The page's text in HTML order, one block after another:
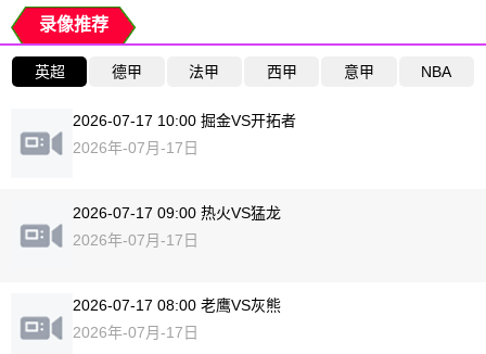
录像推荐
英超 德甲 法甲 西甲 意甲 NBA
2026-07-17 10:00 掘金VS开拓者
2026年-07月-17日
2026-07-17 09:00 热火VS猛龙
2026年-07月-17日
2026-07-17 08:00 老鹰VS灰熊
2026年-07月-17日